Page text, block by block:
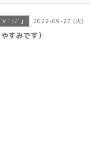
｀)ﾉﾞ」 2022-09-27 (火)
すみです）